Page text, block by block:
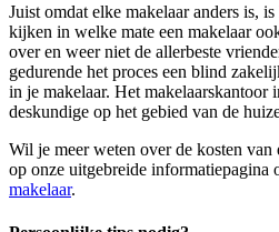
Juist omdat elke makelaar anders is,
kijken in welke mate een makelaar
over en weer niet de allerbeste
gedurende het proces een blind
in je makelaar. Het makelaarskantoor
deskundige op het gebied van de
Wil je meer weten over de kosten van
op onze uitgebreide informatiepagina
makelaar.